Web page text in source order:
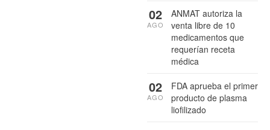
ANMAT autoriza la
venta libre de 10
medicamentos que
requerían receta
médica
02
AGO
FDA aprueba el primer
producto de plasma
liofilizado
02
AGO